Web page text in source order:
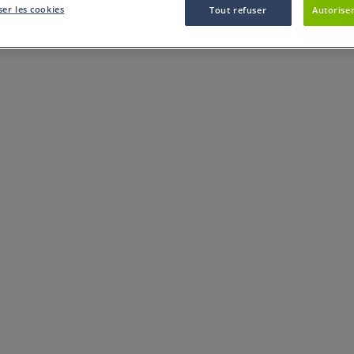
Tout refuser
les cookies